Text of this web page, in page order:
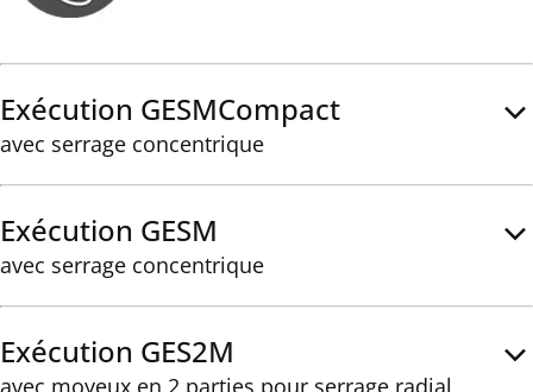
Exécution GESMCompact
avec serrage concentrique
Exécution GESM
avec serrage concentrique
Exécution GES2M